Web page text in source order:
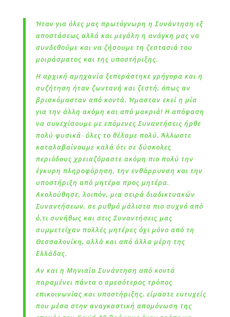
Ήταν για όλες μας πρωτόγνωρη η Συνάντηση εξ
αποστάσεως αλλά και μεγάλη η ανάγκη μας να
συνδεθούμε και να ζήσουμε τη ζεστασιά του
μοιράσματος και της υποστήριξης.
Η αρχική αμηχανία ξεπεράστηκε γρήγορα και η
συζήτηση ήταν ζωντανή και ζεστή, όπως αν
βρισκόμασταν από κοντά. Ήμασταν εκεί η μία
για την άλλη ακόμη και από μακριά! Η απόφαση
να συνεχίσουμε με επόμενες Συναντήσεις ήρθε
πολύ φυσικά∙ όλες το θέλαμε πολύ. Άλλωστε
καταλαβαίνουμε καλά ότι σε δύσκολες
περιόδους χρειαζόμαστε ακόμη πιο πολύ την
έγκυρη πληροφόρηση, την ενθάρρυνση και την
υποστήριξη από μητέρα προς μητέρα.
Ακολούθησε, λοιπόν, μια σειρά διαδικτυακών
Συναντήσεων, σε ρυθμό μάλιστα πιο συχνό από
ό,τι συνήθως και στις Συναντήσεις μας
συμμετείχαν πολλές μητέρες όχι μόνο από τη
Θεσσαλονίκη, αλλά και από άλλα μέρη της
Ελλάδας.
Αν και η Μηνιαία Συνάντηση από κοντά
παραμένει πάντα ο αμεσότερος τρόπος
επικοινωνίας και υποστήριξης, είμαστε ευτυχείς
που μέσα στην αναγκαστική απομόνωση της